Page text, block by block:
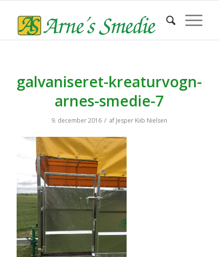
galvaniseret-kreaturvogn-
arnes-smedie-7
9. december 2016 / af Jesper Kiib Nielsen